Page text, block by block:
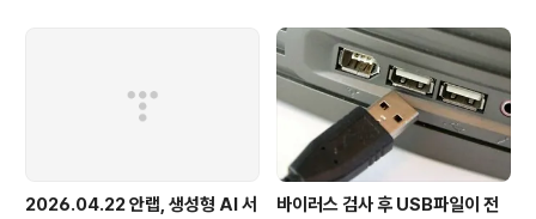
2026.04.22 안랩, 생성형 AI 서
바이러스 검사 후 USB파일이 전